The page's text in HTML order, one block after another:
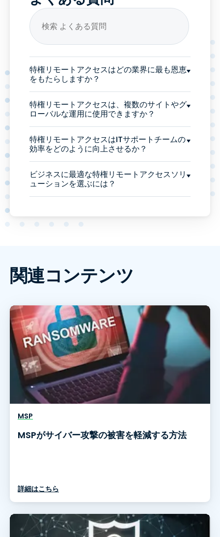
特権リモートアクセスはどの業界に最も恩恵
をもたらしますか？
特権リモートアクセスは、複数のサイトやグ
ローバルな運用に使用できますか？
特権リモートアクセスはITサポートチームの
効率をどのように向上させるか？
ビジネスに最適な特権リモートアクセスソリ
ューションを選ぶには？
関連コンテンツ
MSP
MSPがサイバー攻撃の被害を軽減する方法
詳細はこちら